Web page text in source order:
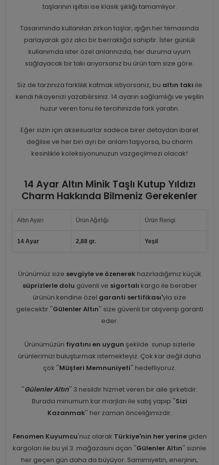
taşlarının ışıltısı ise klasik şıklığı tamamlıyor.
Tasarımında kullanılan zirkon taşlar, ışığın her temasında
parlayarak göz alıcı bir berraklığa sahiptir. İster günlük
kullanımda ister özel anlarınızda, her duruma uyum
sağlayacak bir takı arıyorsanız bu ürün tam size göre.
Siz de tarzınıza farklılık katmak istiyorsanız, bu altın takı ile
kendi hikayenizi yazabilirsiniz. 14 ayarın sağlamlığı ve yeşilin
huzur veren tonu ile tercihinizde fark yaratın.
Eğer sizin için aksesuarlar sadece birer detaydan ibaret
değilse ve her biri ayrı bir anlam taşıyorsa, bu charm
kesinlikle koleksiyonunuzun vazgeçilmezi olacak!
14 Ayar Altın Minik Taşlı Kutup Yıldızı
Charm Hakkında Bilmeniz Gerekenler
Altın Ayarı Ürün Ağırlığı Ürün Rengi
14 Ayar 2,88 gr. Yeşil
Ürünümüz size sevgiyle ve özenerekhazırladığımız küçük
süprizlerle dolu güvenli ve sigortalı kargo ile beraber
ürünün kendine özel garanti sertifikası'yla size
gelecektir.''Gülenler Altın'' size güvenli bir alışverişi garanti
eder.
Ürünümüzün fiyatını en uygun şekilde sunup sizlerle
ürünlerimizi buluşturmak istemekteyiz. Çok kar değil daha
çok ''Müşteri Memnuniyeti'' hedefliyoruz.
''Gülenler Altın'' 3 nesildir hizmet veren bir aile şirketidir.
Burada minumum kar marjları ile satış yapıp ''Sizi
Kazanmak'' her zaman önceliğimizdir.
Fenomen Kuyumcu'nuz olarak Türkiye'nin her yerinegiden
kargoları ile bu yıl 3. mağazasını açan ''Gülenler Altın'' sizinle
her geçen gün daha da büyüyor. Samimiyetin, enerjinin,